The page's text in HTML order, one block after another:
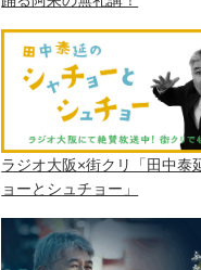
ラジオ大阪×街クリ「田中泰
ョーとシュチョー」